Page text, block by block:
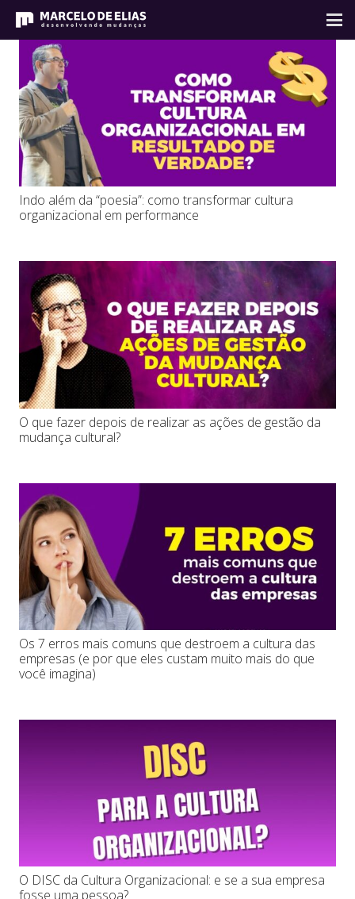
Indo além da “poesia”: como transformar cultura
organizacional em performance
O que fazer depois de realizar as ações de gestão da
mudança cultural?
Os 7 erros mais comuns que destroem a cultura das
empresas (e por que eles custam muito mais do que
você imagina)
O DISC da Cultura Organizacional: e se a sua empresa
fosse uma pessoa?